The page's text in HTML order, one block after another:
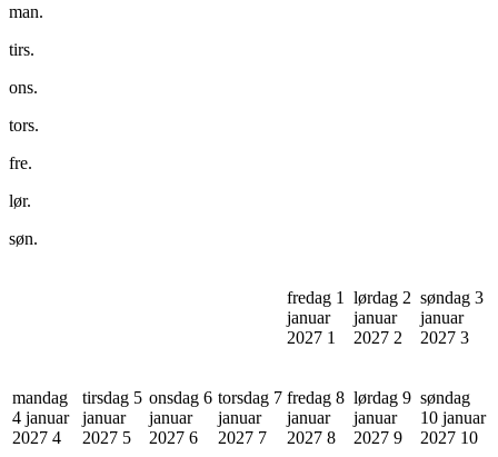
man.
tirs.
ons.
tors.
fre.
lør.
søn.
fredag 1
januar
2027 1
lørdag 2
januar
2027 2
søndag 3
januar
2027 3
mandag
4 januar
2027 4
tirsdag 5
januar
2027 5
onsdag 6
januar
2027 6
torsdag 7
januar
2027 7
fredag 8
januar
2027 8
lørdag 9
januar
2027 9
søndag
10 januar
2027 10